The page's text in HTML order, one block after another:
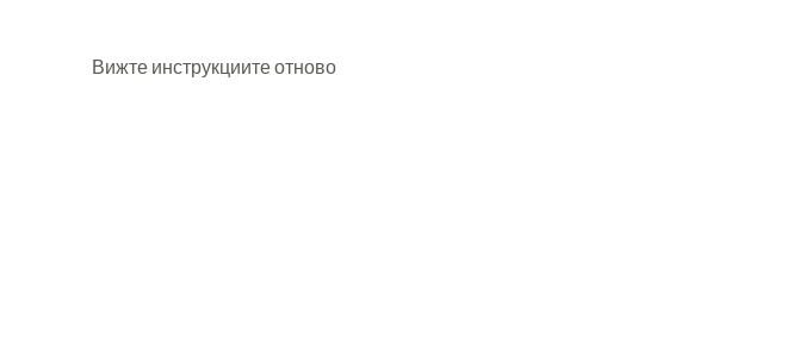
Вижте инструкциите отново